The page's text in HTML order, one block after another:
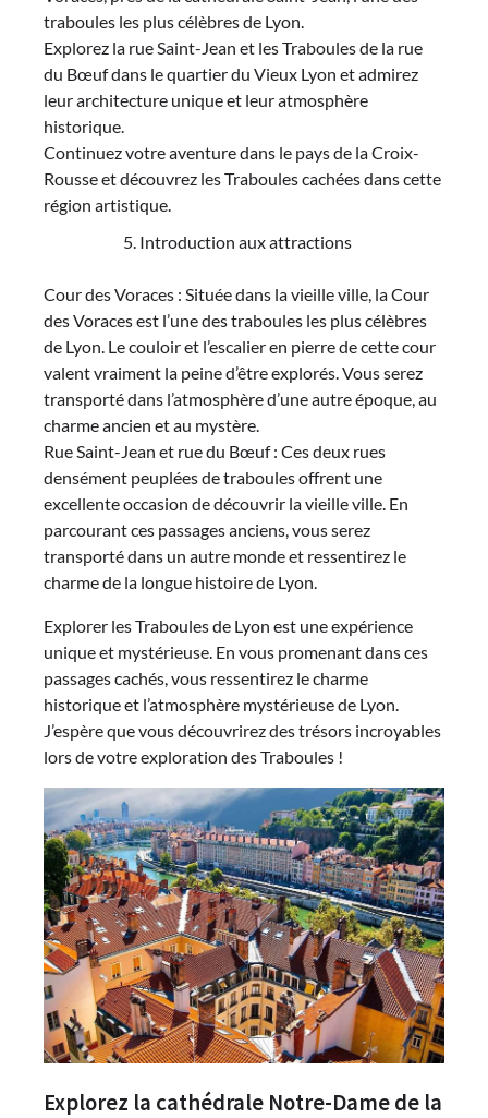
traboules les plus célèbres de Lyon.
Explorez la rue Saint-Jean et les Traboules de la rue
du Bœuf dans le quartier du Vieux Lyon et admirez
leur architecture unique et leur atmosphère
historique.
Continuez votre aventure dans le pays de la Croix-
Rousse et découvrez les Traboules cachées dans cette
région artistique.
Introduction aux attractions
Cour des Voraces : Située dans la vieille ville, la Cour
des Voraces est l’une des traboules les plus célèbres
de Lyon. Le couloir et l’escalier en pierre de cette cour
valent vraiment la peine d’être explorés. Vous serez
transporté dans l’atmosphère d’une autre époque, au
charme ancien et au mystère.
Rue Saint-Jean et rue du Bœuf : Ces deux rues
densément peuplées de traboules offrent une
excellente occasion de découvrir la vieille ville. En
parcourant ces passages anciens, vous serez
transporté dans un autre monde et ressentirez le
charme de la longue histoire de Lyon.
Explorer les Traboules de Lyon est une expérience
unique et mystérieuse. En vous promenant dans ces
passages cachés, vous ressentirez le charme
historique et l’atmosphère mystérieuse de Lyon.
J’espère que vous découvrirez des trésors incroyables
lors de votre exploration des Traboules !
Explorez la cathédrale Notre-Dame de la